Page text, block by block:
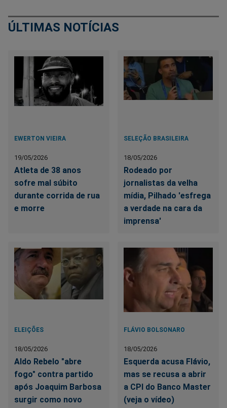
ÚLTIMAS NOTÍCIAS
EWERTON VIEIRA
19/05/2026
Atleta de 38 anos
sofre mal súbito
durante corrida de rua
e morre
SELEÇÃO BRASILEIRA
18/05/2026
Rodeado por
jornalistas da velha
mídia, Pilhado 'esfrega
a verdade na cara da
imprensa'
ELEIÇÕES
18/05/2026
Aldo Rebelo "abre
fogo" contra partido
após Joaquim Barbosa
surgir como novo
FLÁVIO BOLSONARO
18/05/2026
Esquerda acusa Flávio,
mas se recusa a abrir
a CPI do Banco Master
(veja o vídeo)